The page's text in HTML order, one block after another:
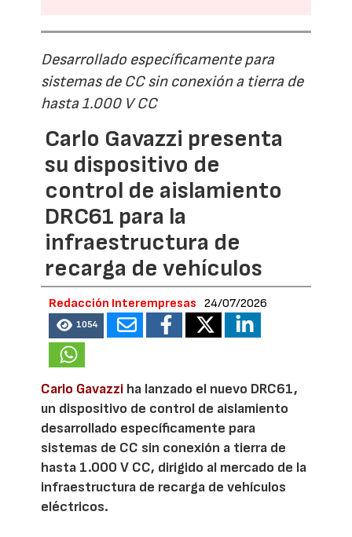
Desarrollado específicamente para
sistemas de CC sin conexión a tierra de
hasta 1.000 V CC
Carlo Gavazzi presenta
su dispositivo de
control de aislamiento
DRC61 para la
infraestructura de
recarga de vehículos
Redacción Interempresas 24/07/2026
1054
Carlo Gavazzi ha lanzado el nuevo DRC61,
un dispositivo de control de aislamiento
desarrollado específicamente para
sistemas de CC sin conexión a tierra de
hasta 1.000 V CC, dirigido al mercado de la
infraestructura de recarga de vehículos
eléctricos.